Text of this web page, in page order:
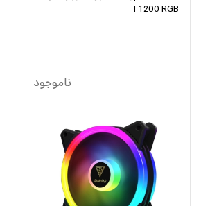
T1200 RGB
ناموجود